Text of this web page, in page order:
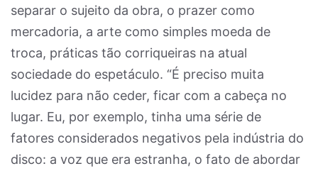
separar o sujeito da obra, o prazer como
mercadoria, a arte como simples moeda de
troca, práticas tão corriqueiras na atual
sociedade do espetáculo. “É preciso muita
lucidez para não ceder, ficar com a cabeça no
lugar. Eu, por exemplo, tinha uma série de
fatores considerados negativos pela indústria do
disco: a voz que era estranha, o fato de abordar